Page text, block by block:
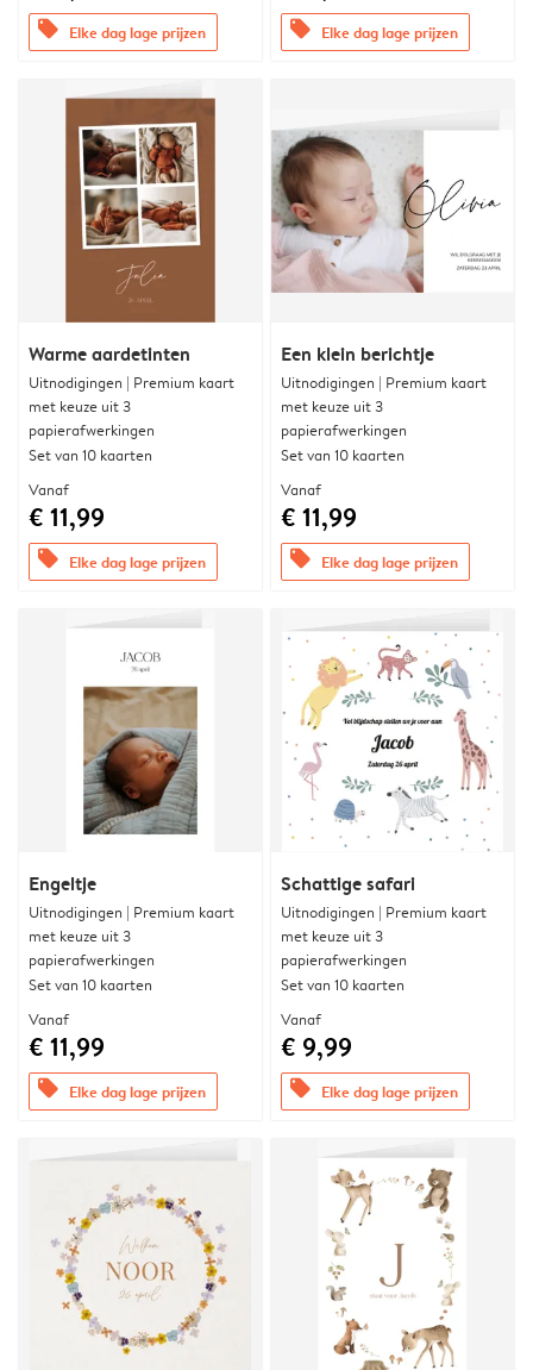
offers Elke dag lage prijzen offers Elke dag lage prijzen
Warme aardetinten
Uitnodigingen | Premium kaart
met keuze uit 3
papierafwerkingen
Set van 10 kaarten
Vanaf
€ 11,99
offers Elke dag lage prijzen
Een klein berichtje
Uitnodigingen | Premium kaart
met keuze uit 3
papierafwerkingen
Set van 10 kaarten
Vanaf
€ 11,99
offers Elke dag lage prijzen
Engeltje
Uitnodigingen | Premium kaart
met keuze uit 3
papierafwerkingen
Set van 10 kaarten
Vanaf
€ 11,99
offers Elke dag lage prijzen
Schattige safari
Uitnodigingen | Premium kaart
met keuze uit 3
papierafwerkingen
Set van 10 kaarten
Vanaf
€ 9,99
offers Elke dag lage prijzen